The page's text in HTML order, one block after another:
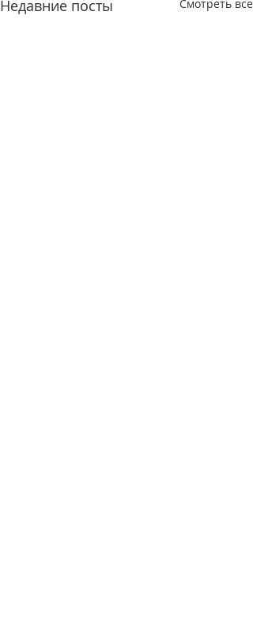
Недавние посты Смотреть все